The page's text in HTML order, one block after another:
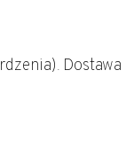
Dostawa